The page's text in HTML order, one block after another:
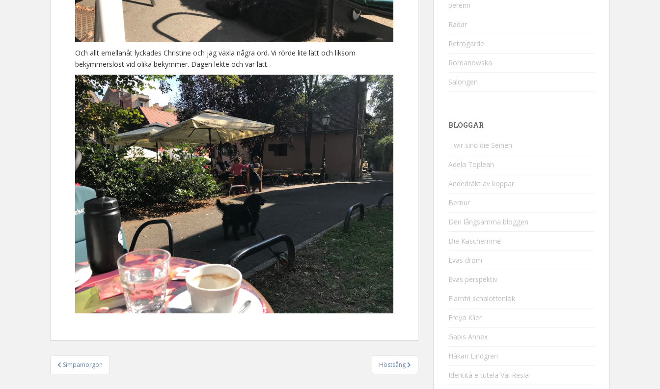
Och allt emellanåt lyckades Christine och jag växla några ord. Vi rörde lite lätt och liksom
bekymmerslöst vid olika bekymmer. Dagen lekte och var lätt.
Inläggsnavigering
Simpamorgon Höstsång
perenn
Radar
Retrogarde
Romanowska
Salongen
BLOGGAR
…wir sind die Seinen
Adela Toplean
Andedräkt av koppar
Bernur
Den långsamma bloggen
Die Kaschemme
Evas dröm
Evas perspektiv
Flarnfri schalottenlök
Freya Klier
Gabis Annex
Håkan Lindgren
Identità e tutela Val Resia